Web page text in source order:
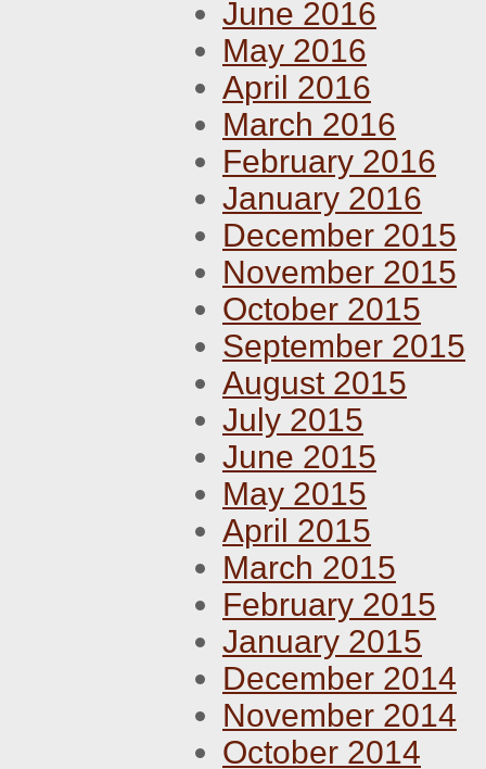
June 2016
May 2016
April 2016
March 2016
February 2016
January 2016
December 2015
November 2015
October 2015
September 2015
August 2015
July 2015
June 2015
May 2015
April 2015
March 2015
February 2015
January 2015
December 2014
November 2014
October 2014